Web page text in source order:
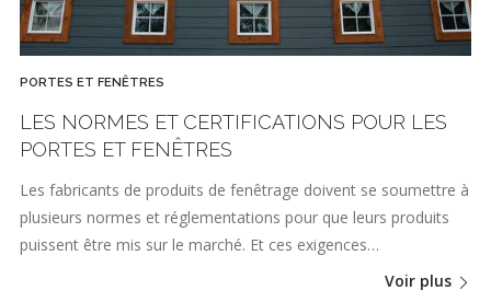
PORTES ET FENÊTRES
LES NORMES ET CERTIFICATIONS POUR LES
PORTES ET FENÊTRES
Les fabricants de produits de fenêtrage doivent se soumettre à
plusieurs normes et réglementations pour que leurs produits
puissent être mis sur le marché. Et ces exigences…
Voir plus